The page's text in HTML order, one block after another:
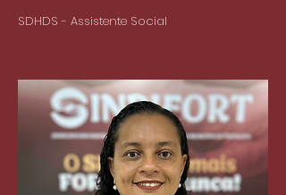
SDHDS - Assistente Social